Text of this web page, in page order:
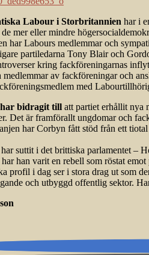
Labour i Storbritannien har i
mer eller mindre
har Labours medlemmar och
partiledarna Tony Blair och
kring fackföreningarnas
medlemmar av fackföreningar och
med
bidragit till att partiet erhållit nya
Det är framförallt ungdomar och
har Corbyn fått stöd från ett
suttit i det brittiska parlamentet –
han varit en rebell som röstat
profil i dag ser i stora drag ut som
och utbyggd offentlig sektor.